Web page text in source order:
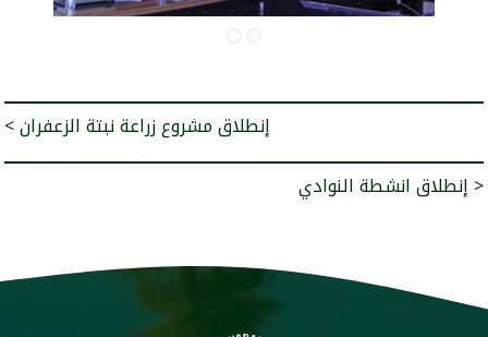
< إنطلاق مشروع زراعة نبتة الزعفران
إنطلاق انشطة النوادي >